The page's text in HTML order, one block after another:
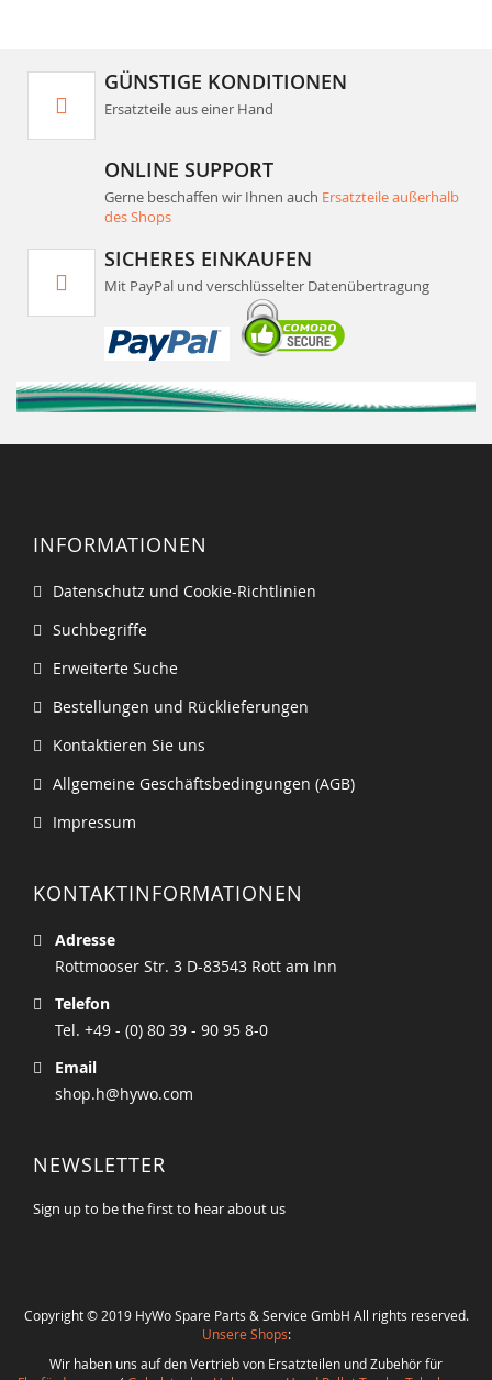
GÜNSTIGE KONDITIONEN
Ersatzteile aus einer Hand
ONLINE SUPPORT
Gerne beschaffen wir Ihnen auch Ersatzteile außerhalb
des Shops
SICHERES EINKAUFEN
Mit PayPal und verschlüsselter Datenübertragung
INFORMATIONEN
Datenschutz und Cookie-Richtlinien
Suchbegriffe
Erweiterte Suche
Bestellungen und Rücklieferungen
Kontaktieren Sie uns
Allgemeine Geschäftsbedingungen (AGB)
Impressum
KONTAKTINFORMATIONEN
Adresse
Rottmooser Str. 3 D-83543 Rott am Inn
Telefon
Tel. +49 - (0) 80 39 - 90 95 8-0
Email
shop.h@hywo.com
NEWSLETTER
Sign up to be the first to hear about us
Copyright © 2019 HyWo Spare Parts & Service GmbH All rights reserved.
Unsere Shops:
Wir haben uns auf den Vertrieb von Ersatzteilen und Zubehör für